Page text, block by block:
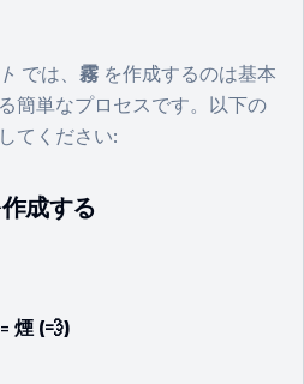
では、 霧 を作成するのは基本
簡単なプロセスです。以下の
てください:
成する
= 煙 (💨)